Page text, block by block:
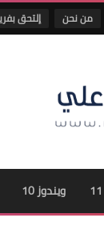
من نحن إلتحق
ويندوز 10